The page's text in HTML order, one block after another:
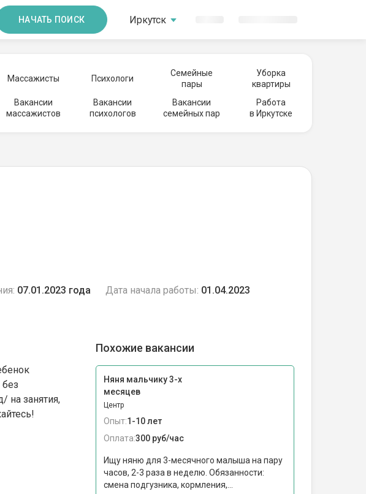
НАЧАТЬ ПОИСК Иркутск
Массажисты Психологи
Семейные
пары
Уборка
квартиры
Вакансии
массажистов
Вакансии
психологов
Вакансии
семейных пар
Работа
в Иркутске
07.01.2023 года Дата начала работы: 01.04.2023
на занятия,
Похожие вакансии
Няня мальчику 3-х
месяцев
Центр
Опыт:1-10 лет
Оплата:300 руб/час
Ищу няню для 3-месячного малыша на пару
часов, 2-3 раза в неделю. Обязанности:
смена подгузника, кормления,...